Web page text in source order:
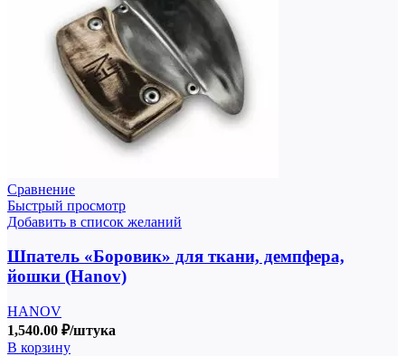
Сравнение
Быстрый просмотр
Добавить в список желаний
Шпатель «Боровик» для ткани, демпфера,
йошки (Hanov)
HANOV
1,540.00 ₽/штука
В корзину